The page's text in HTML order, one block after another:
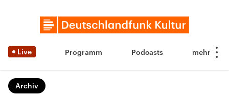
Live Programm Podcasts
Archiv